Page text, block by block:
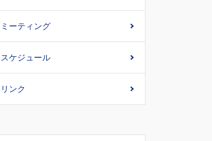
ミーティング
スケジュール
リンク